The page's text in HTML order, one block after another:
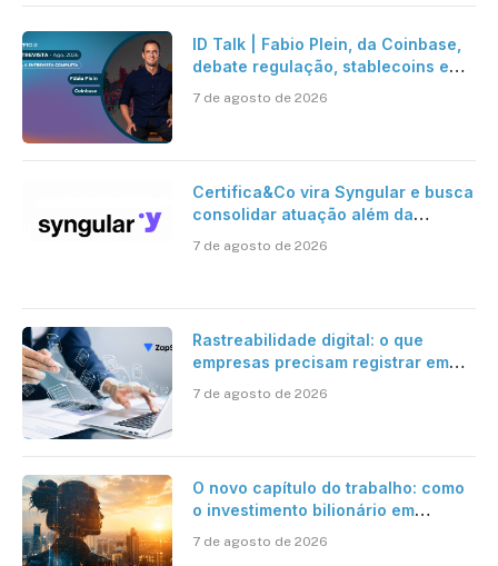
ID Talk | Fabio Plein, da Coinbase,
debate regulação, stablecoins e
7 de agosto de 2026
Certifica&Co vira Syngular e busca
consolidar atuação além da
7 de agosto de 2026
Rastreabilidade digital: o que
empresas precisam registrar em
7 de agosto de 2026
O novo capítulo do trabalho: como
o investimento bilionário em
verdadeira era da inteligência
7 de agosto de 2026